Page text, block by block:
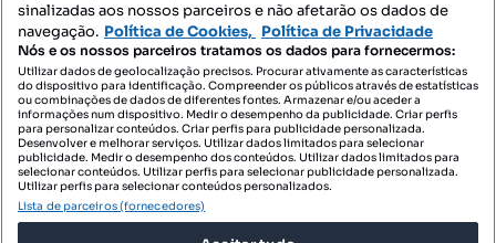
Contacte-nos
SIGA-NOS:
DESCARREGAR NA:
sinalizadas aos nossos parceiros e não afetarão os dados de
navegação. Política de Cookies, Política de Privacidade
Nós e os nossos parceiros tratamos os dados para fornecermos:
Utilizar dados de geolocalização precisos. Procurar ativamente as características
do dispositivo para identificação. Compreender os públicos através de estatísticas
ou combinações de dados de diferentes fontes. Armazenar e/ou aceder a
informações num dispositivo. Medir o desempenho da publicidade. Criar perfis
para personalizar conteúdos. Criar perfis para publicidade personalizada.
Desenvolver e melhorar serviços. Utilizar dados limitados para selecionar
publicidade. Medir o desempenho dos conteúdos. Utilizar dados limitados para
selecionar conteúdos. Utilizar perfis para selecionar publicidade personalizada.
Utilizar perfis para selecionar conteúdos personalizados.
Lista de parceiros (fornecedores)